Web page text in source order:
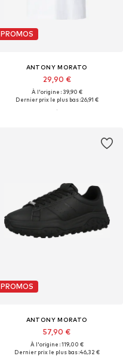
PROMOS
ANTONY MORATO
29,90 €
À l'origine : 39,90 €
Dernier prix le plus bas :26,91 €
PROMOS
ANTONY MORATO
57,90 €
À l'origine : 119,00 €
Dernier prix le plus bas :46,32 €